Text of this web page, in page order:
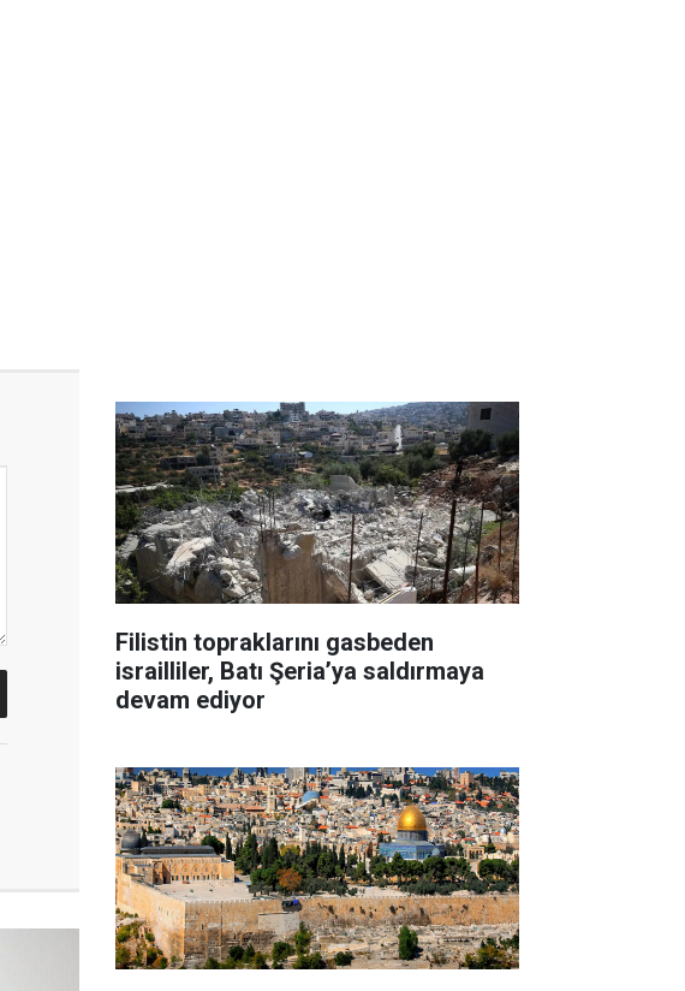
Filistin topraklarını gasbeden
israilliler, Batı Şeria’ya saldırmaya
devam ediyor